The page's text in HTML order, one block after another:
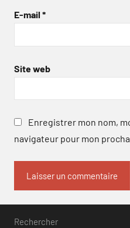
E-mail *
Site web
Enregistrer mon nom,
navigateur pour mon
Rechercher